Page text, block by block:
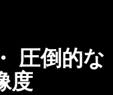
圧倒的な
度